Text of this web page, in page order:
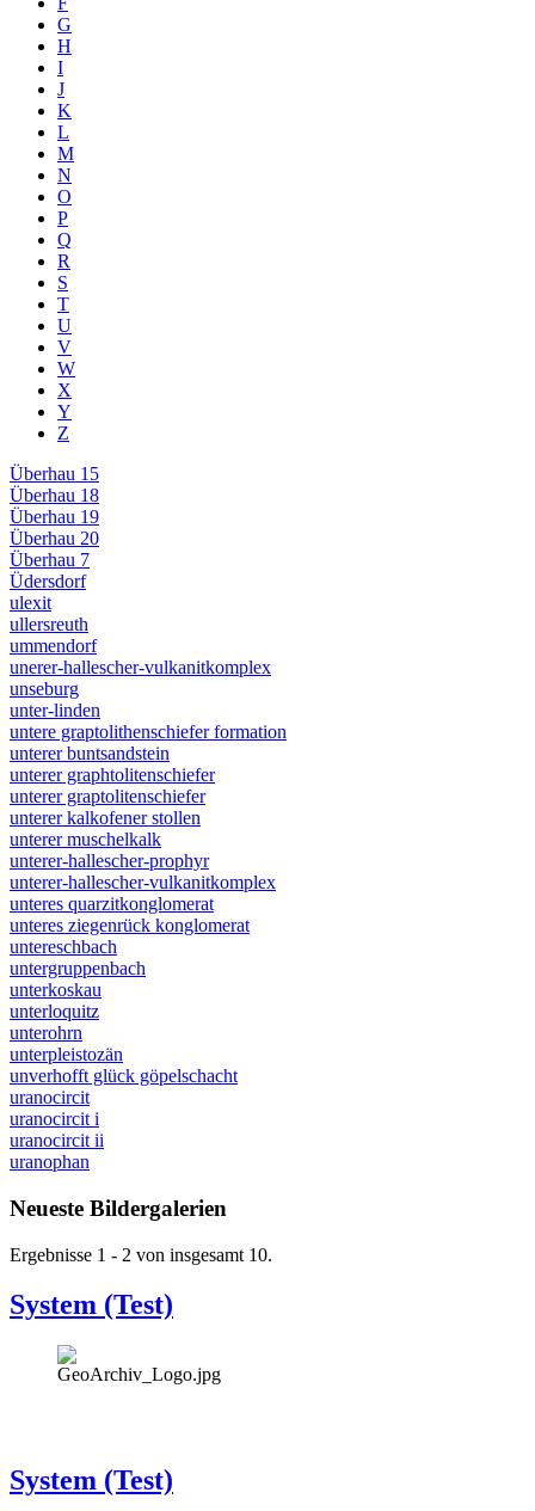
G
H
I
J
K
L
M
N
O
P
Q
R
S
T
U
V
W
X
Y
Z
Überhau 15
Überhau 18
Überhau 19
Überhau 20
Überhau 7
Üdersdorf
ulexit
ullersreuth
ummendorf
unerer-hallescher-vulkanitkomplex
unseburg
unter-linden
untere graptolithenschiefer formation
unterer buntsandstein
unterer graphtolitenschiefer
unterer graptolitenschiefer
unterer kalkofener stollen
unterer muschelkalk
unterer-hallescher-prophyr
unterer-hallescher-vulkanitkomplex
unteres quarzitkonglomerat
unteres ziegenrück konglomerat
untereschbach
untergruppenbach
unterkoskau
unterloquitz
unterohrn
unterpleistozän
unverhofft glück göpelschacht
uranocircit
uranocircit i
uranocircit ii
uranophan
Neueste Bildergalerien
Ergebnisse 1 - 2 von insgesamt 10.
System (Test)
System (Test)